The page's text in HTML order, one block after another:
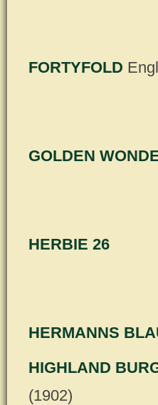
FORTYFOLD
GOLDEN
HERBIE 26
HERMANNS
HIGHLAND
(1902)